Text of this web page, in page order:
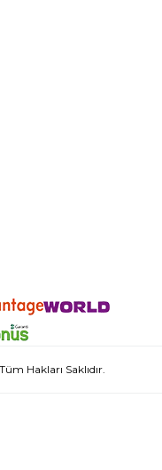
Hakları Saklıdır.